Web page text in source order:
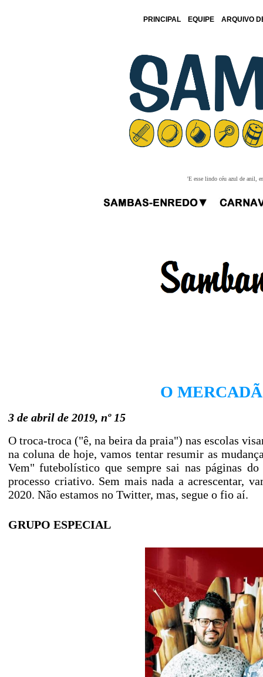
PRINCIPAL EQUIPE ARQUIVO
'E esse lindo céu azul de anil,
O
3 de abril de 2019, nº 15
O troca-troca ("ê, na beira da praia") nas escolas
na coluna de hoje, vamos tentar resumir as
Vem" futebolístico que sempre sai nas páginas
processo criativo. Sem mais nada a acrescentar,
2020. Não estamos no Twitter, mas, segue o fio aí.
GRUPO ESPECIAL